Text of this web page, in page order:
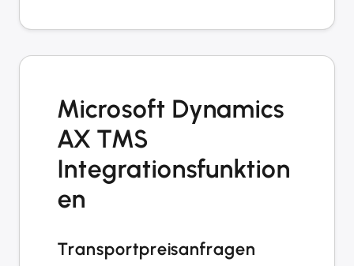
Microsoft Dynamics
AX TMS
Integrationsfunktion
en
Transportpreisanfragen